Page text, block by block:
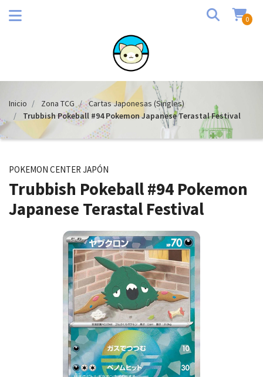
0
Inicio Zona TCG
Cartas Japonesas (Singles)
Trubbish Pokeball #94 Pokemon Japanese Terastal Festival
POKEMON CENTER JAPÓN
Trubbish Pokeball #94 Pokemon
Japanese Terastal Festival